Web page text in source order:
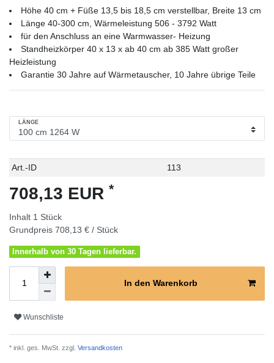
Höhe 40 cm + Füße 13,5 bis 18,5 cm verstellbar, Breite 13 cm
Länge 40-300 cm, Wärmeleistung 506 - 3792 Watt
für den Anschluss an eine Warmwasser- Heizung
Standheizkörper 40 x 13 x ab 40 cm ab 385 Watt großer
Heizleistung
Garantie 30 Jahre auf Wärmetauscher, 10 Jahre übrige Teile
LÄNGE
Technisches
Wert
Art.-ID 113
708,13 EUR *
Inhalt 1 Stück
Grundpreis 708,13 € / Stück
Innerhalb von 30 Tagen lieferbar.
In den Warenkorb
Wunschliste
* inkl. ges. MwSt. zzgl. Versandkosten